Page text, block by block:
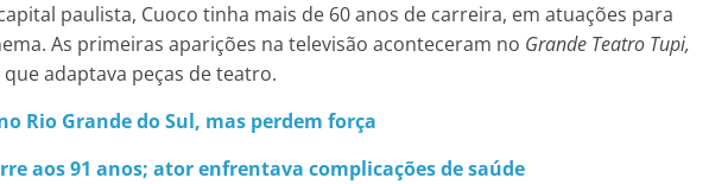
paulista, Cuoco tinha mais de 60 anos de carreira, em atuações para
As primeiras aparições na televisão aconteceram no Grande Teatro Tupi,
adaptava peças de teatro.
Rio Grande do Sul, mas perdem força
aos 91 anos; ator enfrentava complicações de saúde